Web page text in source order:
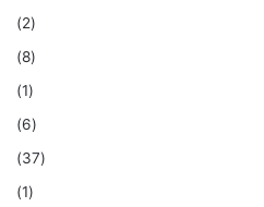
(2)
(8)
(1)
(6)
(37)
(1)